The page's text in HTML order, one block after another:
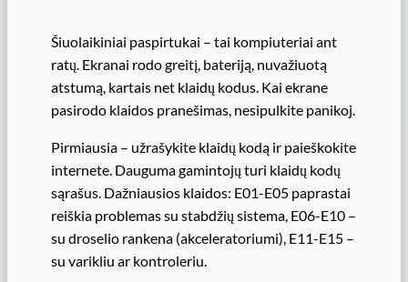
Šiuolaikiniai paspirtukai – tai kompiuteriai ant
ratų. Ekranai rodo greitį, bateriją, nuvažiuotą
atstumą, kartais net klaidų kodus. Kai ekrane
pasirodo klaidos pranešimas, nesipulkite panikoj.
Pirmiausia – užrašykite klaidų kodą ir paieškokite
internete. Dauguma gamintojų turi klaidų kodų
sąrašus. Dažniausios klaidos: E01-E05 paprastai
reiškia problemas su stabdžių sistema, E06-E10 –
su droselio rankena (akceleratoriumi), E11-E15 –
su varikliu ar kontroleriu.